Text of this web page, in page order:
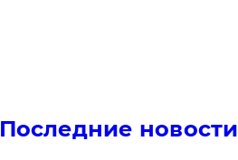
Последние новости